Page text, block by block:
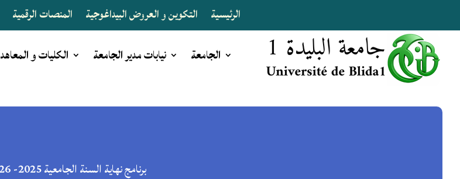
الرئيسية التكوين و العروض البيداغوجية المنصات الرقمية
الجامعة نيابات مدير الجامعة الكليات و المعاهد
برنامج نهاية السنة الجامعية 2025- 2026